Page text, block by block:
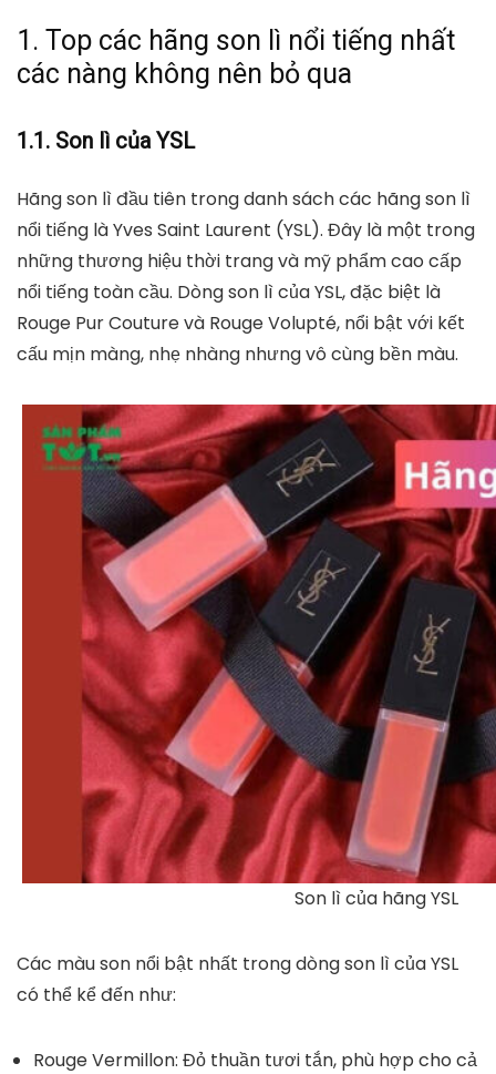
1. Top các hãng son lì nổi tiếng nhất
các nàng không nên bỏ qua
1.1. Son lì của YSL
Hãng son lì đầu tiên trong danh sách các hãng son lì
nổi tiếng là Yves Saint Laurent (YSL). Đây là một trong
những thương hiệu thời trang và mỹ phẩm cao cấp
nổi tiếng toàn cầu. Dòng son lì của YSL, đặc biệt là
Rouge Pur Couturevà Rouge Volupté, nổi bật với kết
cấu mịn màng, nhẹ nhàng nhưng vô cùng bền màu.
Son lì của hãng YSL
Các màu son nổi bật nhất trong dòng son lì của YSL
có thể kể đến như:
Rouge Vermillon: Đỏ thuần tươi tắn, phù hợp cho cả